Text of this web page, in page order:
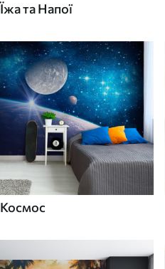
Їжа та Напої
Космос